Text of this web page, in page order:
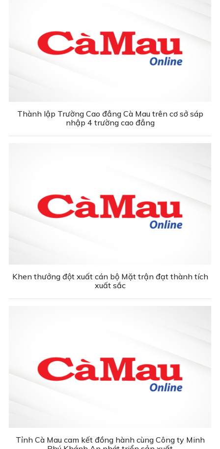
Thành lập Trường Cao đẳng Cà Mau trên cơ sở sáp
nhập 4 trường cao đẳng
Khen thưởng đột xuất cán bộ Mặt trận đạt thành tích
xuất sắc
Tỉnh Cà Mau cam kết đồng hành cùng Công ty Minh